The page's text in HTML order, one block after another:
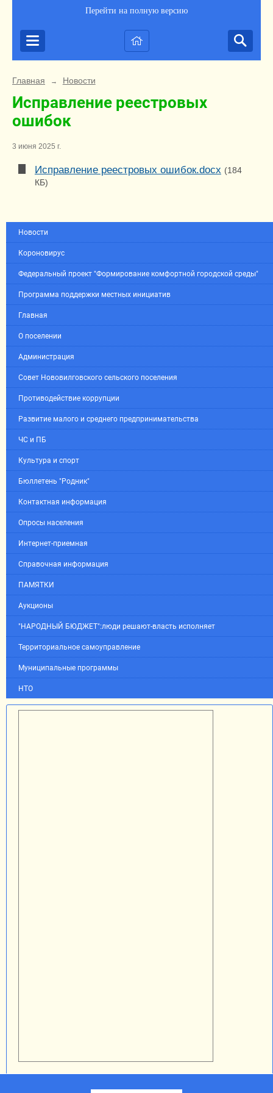
Перейти на полную версию
Главная → Новости
Исправление реестровых
ошибок
3 июня 2025 г.
Исправление реестровых ошибок.docx (184
КБ)
Новости
Короновирус
Федеральный проект "Формирование комфортной городской среды"
Программа поддержки местных инициатив
Главная
О поселении
Администрация
Совет Нововилговского сельского поселения
Противодействие коррупции
Развитие малого и среднего предпринимательства
ЧС и ПБ
Культура и спорт
Бюллетень "Родник"
Контактная информация
Опросы населения
Интернет-приемная
Справочная информация
ПАМЯТКИ
Аукционы
"НАРОДНЫЙ БЮДЖЕТ":люди решают-власть исполняет
Территориальное самоуправление
Муниципальные программы
НТО